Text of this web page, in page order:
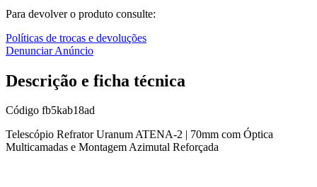
Para devolver o produto consulte:
Políticas de trocas e devoluções
Denunciar Anúncio
Descrição e ficha técnica
Código fb5kab18ad
Telescópio Refrator Uranum ATENA-2 | 70mm com Óptica
Multicamadas e Montagem Azimutal Reforçada